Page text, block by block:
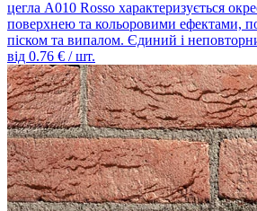
цегла A010 Rosso характеризується
поверхнею та кольоровими ефектами,
піском та випалом. Єдиний і
від 0.76 € / шт.